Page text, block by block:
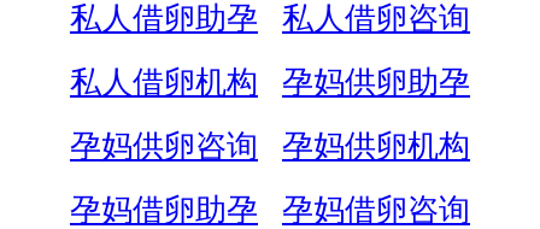
私人借卵助孕
私人借卵咨询
私人借卵机构
孕妈供卵助孕
孕妈供卵咨询
孕妈供卵机构
孕妈借卵助孕
孕妈借卵咨询